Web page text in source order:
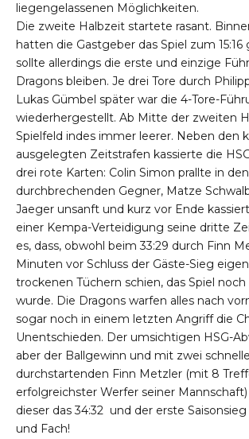
liegengelassenen Möglichkeiten.
Die zweite Halbzeit startete rasant.
hatten die Gastgeber das Spiel zum 15:16
sollte allerdings die erste und einzige
Dragons bleiben. Je drei Tore durch
Lukas Gümbel später war die 4-Tore-
wiederhergestellt. Ab Mitte der zweiten
Spielfeld indes immer leerer. Neben den
ausgelegten Zeitstrafen kassierte die
drei rote Karten: Colin Simon prallte in den
durchbrechenden Gegner, Matze
Jaeger unsanft und kurz vor Ende
einer Kempa-Verteidigung seine dritte
es, dass, obwohl beim 33:29 durch Finn
Minuten vor Schluss der Gäste-Sieg
trockenen Tüchern schien, das Spiel
wurde. Die Dragons warfen alles nach
sogar noch in einem letzten Angriff die
Unentschieden. Der umsichtigen HSG-
aber der Ballgewinn und mit zwei
durchstartenden Finn Metzler (mit 8
erfolgreichster Werfer seiner
dieser das 34:32 und der erste
und Fach!